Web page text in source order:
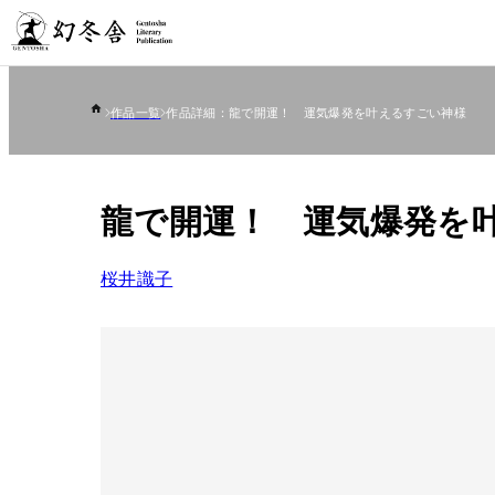
作品一覧 作品詳細：龍で開運！ 運気爆発を叶えるすごい神様
龍で開運！ 運気爆発を
桜井識子